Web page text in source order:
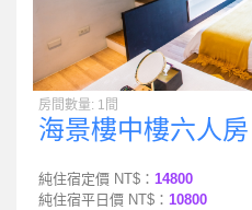
房間數量: 1間
海景樓中樓六人
純住宿定價 NT$： 14800
純住宿平日價 NT$： 10800